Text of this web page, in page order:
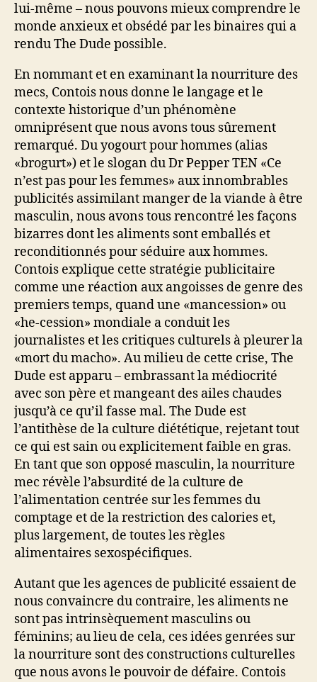
lui-même – nous pouvons mieux comprendre le
monde anxieux et obsédé par les binaires qui a
rendu The Dude possible.
En nommant et en examinant la nourriture des
mecs, Contois nous donne le langage et le
contexte historique d’un phénomène
omniprésent que nous avons tous sûrement
remarqué. Du yogourt pour hommes (alias
«brogurt») et le slogan du Dr Pepper TEN «Ce
n’est pas pour les femmes» aux innombrables
publicités assimilant manger de la viande à être
masculin, nous avons tous rencontré les façons
bizarres dont les aliments sont emballés et
reconditionnés pour séduire aux hommes.
Contois explique cette stratégie publicitaire
comme une réaction aux angoisses de genre des
premiers temps, quand une «mancession» ou
«he-cession» mondiale a conduit les
journalistes et les critiques culturels à pleurer la
«mort du macho». Au milieu de cette crise, The
Dude est apparu – embrassant la médiocrité
avec son père et mangeant des ailes chaudes
jusqu’à ce qu’il fasse mal. The Dude est
l’antithèse de la culture diététique, rejetant tout
ce qui est sain ou explicitement faible en gras.
En tant que son opposé masculin, la nourriture
mec révèle l’absurdité de la culture de
l’alimentation centrée sur les femmes du
comptage et de la restriction des calories et,
plus largement, de toutes les règles
alimentaires sexospécifiques.
Autant que les agences de publicité essaient de
nous convaincre du contraire, les aliments ne
sont pas intrinsèquement masculins ou
féminins; au lieu de cela, ces idées genrées sur
la nourriture sont des constructions culturelles
que nous avons le pouvoir de défaire. Contois